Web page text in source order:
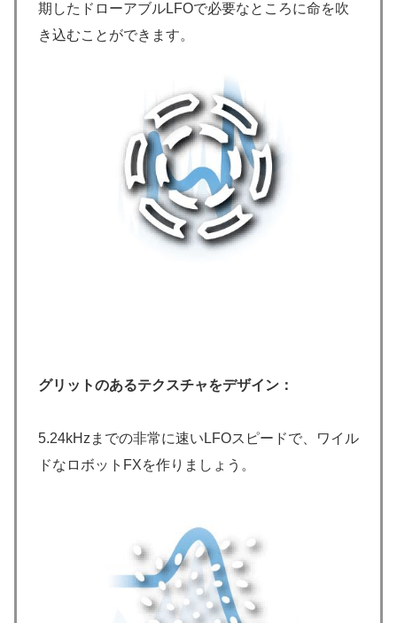
期したドローアブルLFOで必要なところに命を吹
き込むことができます。
グリットのあるテクスチャをデザイン：
5.24kHzまでの非常に速いLFOスピードで、ワイル
ドなロボットFXを作りましょう。